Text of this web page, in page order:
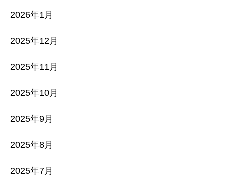
2026年1月
2025年12月
2025年11月
2025年10月
2025年9月
2025年8月
2025年7月